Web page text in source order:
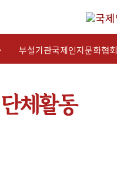
부설기관국제인지문화협회